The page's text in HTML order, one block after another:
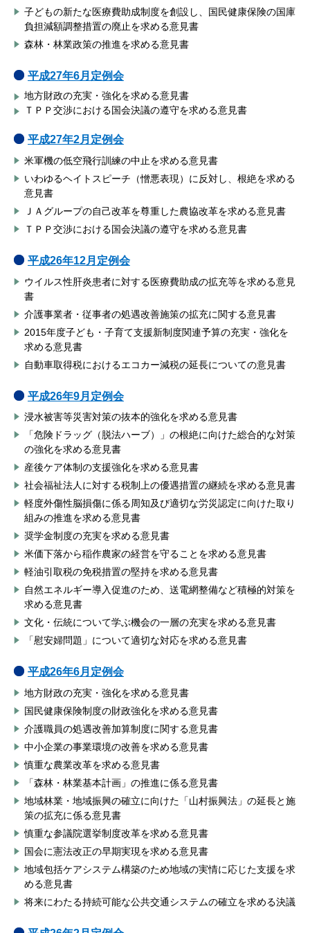
子どもの新たな医療費助成制度を創設し、国民健康保険の国庫
負担減額調整措置の廃止を求める意見書
森林・林業政策の推進を求める意見書
平成27年6月定例会
地方財政の充実・強化を求める意見書
ＴＰＰ交渉における国会決議の遵守を求める意見書
平成27年2月定例会
米軍機の低空飛行訓練の中止を求める意見書
いわゆるヘイトスピーチ（憎悪表現）に反対し、根絶を求める
意見書
ＪＡグループの自己改革を尊重した農協改革を求める意見書
ＴＰＰ交渉における国会決議の遵守を求める意見書
平成26年12月定例会
ウイルス性肝炎患者に対する医療費助成の拡充等を求める意見
書
介護事業者・従事者の処遇改善施策の拡充に関する意見書
2015年度子ども・子育て支援新制度関連予算の充実・強化を
求める意見書
自動車取得税におけるエコカー減税の延長についての意見書
平成26年9月定例会
浸水被害等災害対策の抜本的強化を求める意見書
「危険ドラッグ（脱法ハーブ）」の根絶に向けた総合的な対策
の強化を求める意見書
産後ケア体制の支援強化を求める意見書
社会福祉法人に対する税制上の優遇措置の継続を求める意見書
軽度外傷性脳損傷に係る周知及び適切な労災認定に向けた取り
組みの推進を求める意見書
奨学金制度の充実を求める意見書
米価下落から稲作農家の経営を守ることを求める意見書
軽油引取税の免税措置の堅持を求める意見書
自然エネルギー導入促進のため、送電網整備など積極的対策を
求める意見書
文化・伝統について学ぶ機会の一層の充実を求める意見書
「慰安婦問題」について適切な対応を求める意見書
平成26年6月定例会
地方財政の充実・強化を求める意見書
国民健康保険制度の財政強化を求める意見書
介護職員の処遇改善加算制度に関する意見書
中小企業の事業環境の改善を求める意見書
慎重な農業改革を求める意見書
「森林・林業基本計画」の推進に係る意見書
地域林業・地域振興の確立に向けた「山村振興法」の延長と施
策の拡充に係る意見書
慎重な参議院選挙制度改革を求める意見書
国会に憲法改正の早期実現を求める意見書
地域包括ケアシステム構築のため地域の実情に応じた支援を求
める意見書
将来にわたる持続可能な公共交通システムの確立を求める決議